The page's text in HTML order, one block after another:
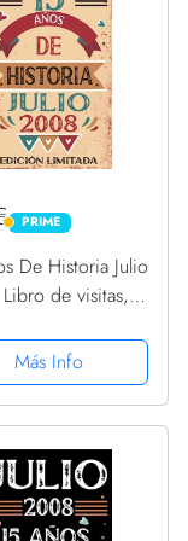
PRIME
PRIME
De Historia Julio
de visitas,
idea
regalo Para la
novia, mujer, La
Más Info